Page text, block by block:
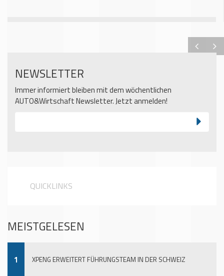
NEWSLETTER
Immer informiert bleiben mit dem wöchentlichen
AUTO&Wirtschaft Newsletter. Jetzt anmelden!
QUICKLINKS
MEISTGELESEN
1 XPENG ERWEITERT FÜHRUNGSTEAM IN DER SCHWEIZ